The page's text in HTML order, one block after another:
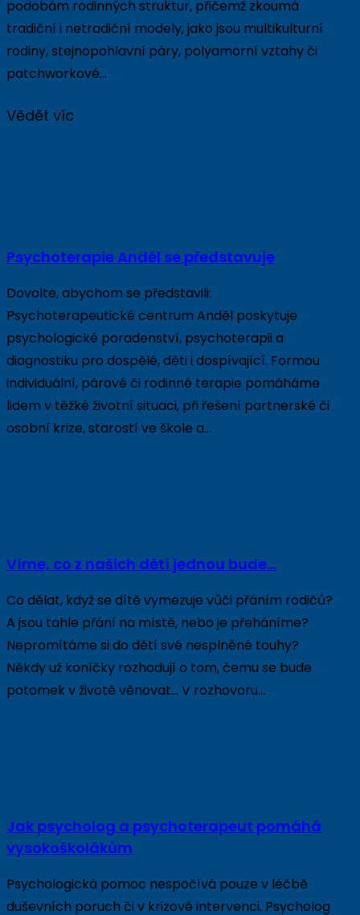
podobám rodinných struktur, přičemž zkoumá
tradiční i netradiční modely, jako jsou multikulturní
rodiny, stejnopohlavní páry, polyamorní vztahy či
patchworkové…
Vědět víc
Psychoterapie Anděl se představuje
Dovolte, abychom se představili:
Psychoterapeutické centrum Anděl poskytuje
psychologické poradenství, psychoterapii a
diagnostiku pro dospělé, děti i dospívající. Formou
individuální, párové či rodinné terapie pomáháme
lidem v těžké životní situaci, při řešení partnerské či
osobní krize, starostí ve škole a…
Víme, co z našich dětí jednou bude…
Co dělat, když se dítě vymezuje vůči přáním rodičů?
A jsou tahle přání na místě, nebo je přeháníme?
Nepromítáme si do dětí své nesplněné touhy?
Někdy už koníčky rozhodují o tom, čemu se bude
potomek v životě věnovat… V rozhovoru…
Jak psycholog a psychoterapeut pomáhá
vysokoškolákům
Psychologická pomoc nespočívá pouze v léčbě
duševních poruch či v krizové intervenci. Psycholog